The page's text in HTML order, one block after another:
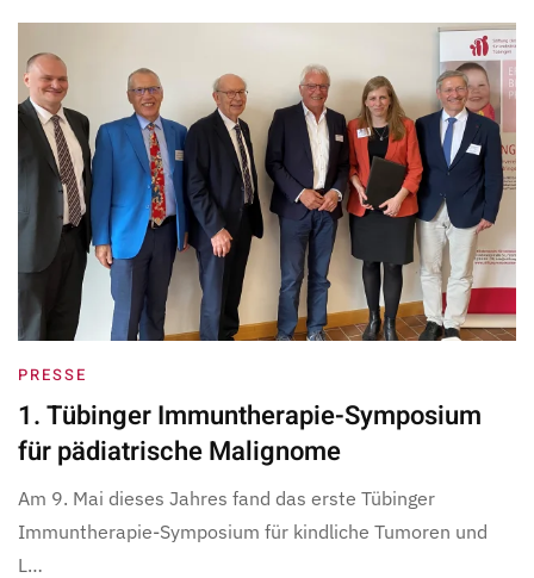
PRESSE
1. Tübinger Immuntherapie-Symposium
für pädiatrische Malignome
Am 9. Mai dieses Jahres fand das erste Tübinger
Immuntherapie-Symposium für kindliche Tumoren und
L…